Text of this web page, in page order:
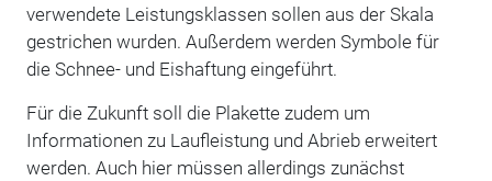
verwendete Leistungsklassen sollen aus der Skala
gestrichen wurden. Außerdem werden Symbole für
die Schnee- und Eishaftung eingeführt.
Für die Zukunft soll die Plakette zudem um
Informationen zu Laufleistung und Abrieb erweitert
werden. Auch hier müssen allerdings zunächst